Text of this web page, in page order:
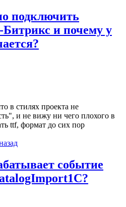
подключить
и почему у
в стилях проекта не
и не вижу ни чего плохого в
ttf, формат до сих пор
событие